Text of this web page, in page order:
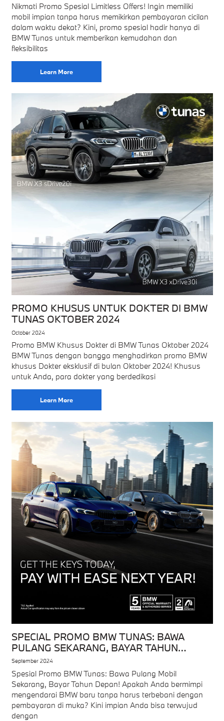
Nikmati Promo Spesial Limitless Offers! Ingin memiliki
mobil impian tanpa harus memikirkan pembayaran cicilan
dalam waktu dekat? Kini, promo spesial hadir hanya di
BMW Tunas untuk memberikan kemudahan dan
fleksibilitas
Learn More
PROMO KHUSUS UNTUK DOKTER DI BMW
TUNAS OKTOBER 2024
October 2024
Promo BMW Khusus Dokter di BMW Tunas Oktober 2024
BMW Tunas dengan bangga menghadirkan promo BMW
khusus Dokter eksklusif di bulan Oktober 2024! Khusus
untuk Anda, para dokter yang berdedikasi
Learn More
SPECIAL PROMO BMW TUNAS: BAWA
PULANG SEKARANG, BAYAR TAHUN
DEPAN!
September 2024
Spesial Promo BMW Tunas: Bawa Pulang Mobil
Sekarang, Bayar Tahun Depan! Apakah Anda bermimpi
mengendarai BMW baru tanpa harus terbebani dengan
pembayaran di muka? Kini impian Anda bisa terwujud
dengan